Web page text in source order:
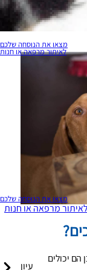
מצאו את הנוסחה שלכם
לאיתור מרפאה או חנות
מצאו את הנוסחה שלכם
מרפאה או חנות
עיון
כדי
הם יכולים